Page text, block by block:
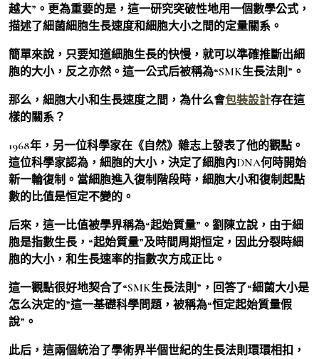
越大”。更為重要的是，這一研究突破性地用一個數學公式，
描述了細菌細胞生長速度和細胞大小之間的定量關系。
簡單來說，只要知道細胞生長的快慢，就可以準確推斷出細
胞的大小，反之亦然。這一公式后被稱為“SMK生長法則”。
那么，細胞大小和生長速度之間，為什么會包裝設計存在這
樣的關系？
1968年，另一位科學家在《自然》雜志上發表了他的觀點。
這位科學家認為，細胞的大小，決定了細胞內DNA何時開始
新一輪復制。當細胞進入復制階段時，細胞大小和復制起點
數的比值是恒定不變的。
后來，這一比值被學界稱為“起始質量”。劉陳立說，由于細
胞是指數生長，“起始質量”及時間周期恒定，因此分裂時細
胞的大小，和生長速率的指數次方成正比。
這一觀點很好地契合了“SMK生長法則”，回答了“細菌大小是
怎么決定的”這一基礎科學問題，被稱為“恒定起始質量假
說”。
此后，這兩個統治了學術界半個世紀的生長法則環環相扣，